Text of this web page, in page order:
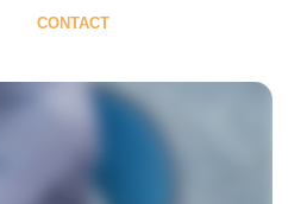
CONTACT